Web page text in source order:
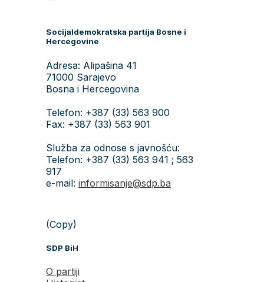
Socijaldemokratska partija Bosne i
Hercegovine
Adresa: Alipašina 41
71000 Sarajevo
Bosna i Hercegovina
Telefon: +387 (33) 563 900
Fax: +387 (33) 563 901
Služba za odnose s javnošću:
Telefon: +387 (33) 563 941 ; 563
917
e-mail: informisanje@sdp.ba
(Copy)
SDP BiH
O partiji